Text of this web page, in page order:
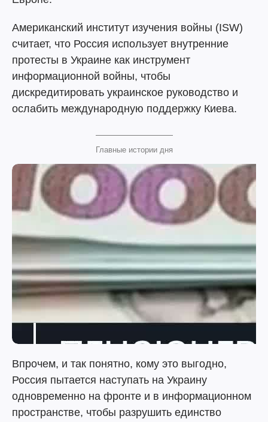
Американский институт изучения войны (ISW)
считает, что Россия использует внутренние
протесты в Украине как инструмент
информационной войны, чтобы
дискредитировать украинское руководство и
ослабить международную поддержку Киева.
Главные истории дня
Впрочем, и так понятно, кому это выгодно,
Россия пытается наступать на Украину
одновременно на фронте и в информационном
пространстве, чтобы разрушить единство